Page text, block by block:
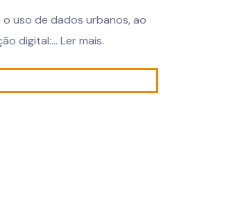
uso de dados urbanos, ao
digital:... Ler mais.